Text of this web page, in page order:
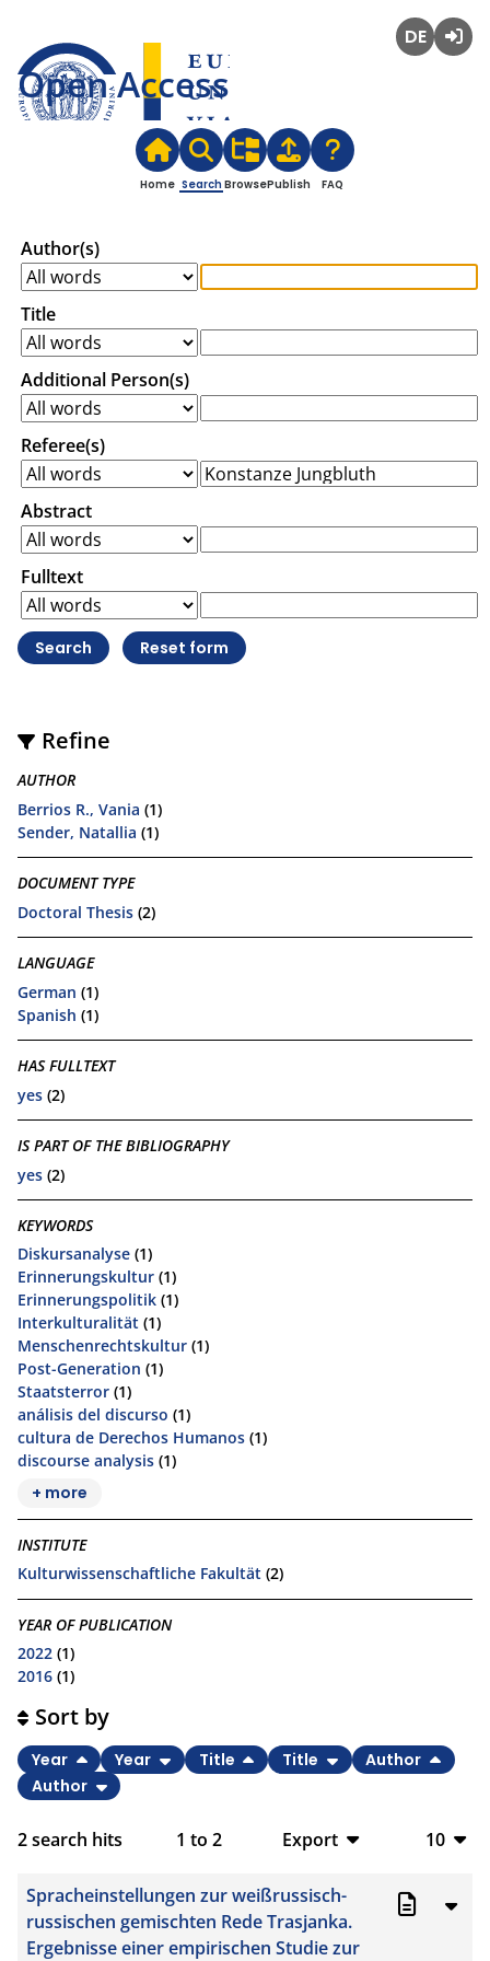
Open Access
Home Search BrowsePublish FAQ
Author(s)
Title
Additional Person(s)
Referee(s)
Abstract
Fulltext
Refine
AUTHOR
Berrios R., Vania (1)
Sender, Natallia (1)
DOCUMENT TYPE
Doctoral Thesis (2)
LANGUAGE
German (1)
Spanish (1)
HAS FULLTEXT
yes (2)
IS PART OF THE BIBLIOGRAPHY
yes (2)
KEYWORDS
Diskursanalyse (1)
Erinnerungskultur (1)
Erinnerungspolitik (1)
Interkulturalität (1)
Menschenrechtskultur (1)
Post-Generation (1)
Staatsterror (1)
análisis del discurso (1)
cultura de Derechos Humanos (1)
discourse analysis (1)
+ more
INSTITUTE
Kulturwissenschaftliche Fakultät (2)
YEAR OF PUBLICATION
2022 (1)
2016 (1)
2search hits 1 to 2
Export
CSV
10
20
Sort by
Year Year Title Title
Author
Author
Spracheinstellungen zur weißrussisch-
russischen gemischten Rede Trasjanka.
Ergebnisse einer empirischen Studie zur